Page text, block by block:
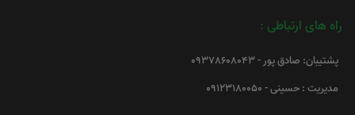
راه های ارتباطی :
پشتیبان: صادق پور - 09378608043
مدیریت : حسینی - 09123180050